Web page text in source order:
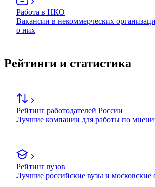
Работа в НКО
Вакансии в некоммерческих
о них
Рейтинги и статистика
Рейтинг работодателей России
Лучшие компании для работы по
Рейтинг вузов
Лучшие российские вузы и московские